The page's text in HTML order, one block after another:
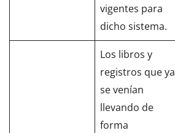
vigentes para
dicho sistema.
Los libros y
registros que ya
se venían
llevando de
forma